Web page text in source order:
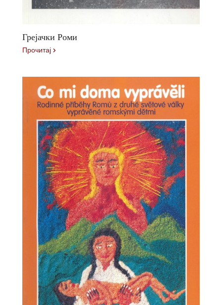
Грејачки Роми
Прочитај